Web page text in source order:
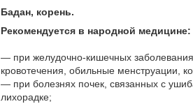
Бадан, корень.
Рекомендуется в народной медицине:
— при желудочно-кишечных
кровотечения, обильные менструации,
— при болезнях почек, связанных с
лихорадке;